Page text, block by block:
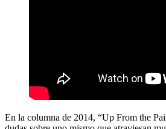
En la columna de 2014, “Up From the